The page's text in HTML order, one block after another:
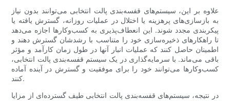
علاوه بر این، سیستم‌های قفسه‌بندی پالت انتخابی می‌توانند بدون نیاز
به بازسازی‌های پرهزینه یا اختلال در عملیات روزانه، گسترش یافته یا
پیکربندی مجدد شوند. این انعطاف‌پذیری به کسب‌وکارها اجازه می‌دهد
تا راهکارهای ذخیره‌سازی خود را متناسب با رشدشان گسترش دهند و
اطمینان حاصل کنند که عملیات انبار آنها در طول زمان کارآمد و مؤثر
باقی می‌ماند. با سرمایه‌گذاری در یک سیستم قفسه‌بندی پالت انتخابی،
کسب‌وکارها می‌توانند خود را برای موفقیت و گسترش در آینده آماده
کنند.
در نتیجه، سیستم‌های قفسه‌بندی پالت انتخابی طیف گسترده‌ای از مزایا